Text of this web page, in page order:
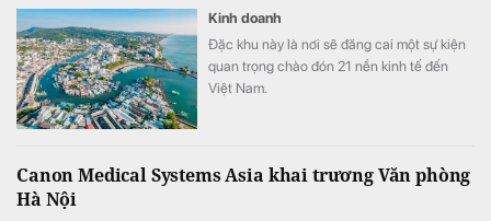
Kinh doanh
Đặc khu này là nơi sẽ đăng cai một sự kiện
quan trọng chào đón 21 nền kinh tế đến
Việt Nam.
Canon Medical Systems Asia khai trương Văn phòng
Hà Nội